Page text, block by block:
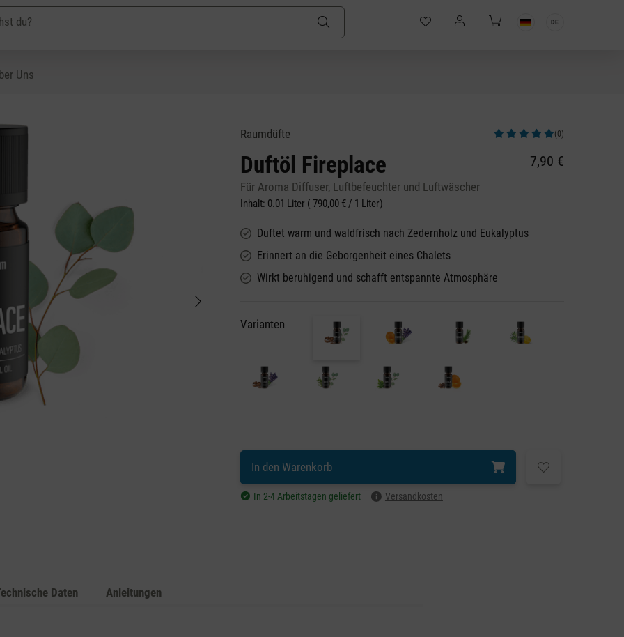
DE
Uns
Raumdüfte (0)
Duftöl Fireplace
Für Aroma Diffuser, Luftbefeuchter und Luftwäscher
Inhalt: 0.01 Liter ( 790,00 € / 1 Liter)
7,90 €
Duftet warm und waldfrisch nach Zedernholz und Eukalyptus
Erinnert an die Geborgenheit eines Chalets
Wirkt beruhigend und schafft entspannte Atmosphäre
Varianten
In den Warenkorb
In 2-4 Arbeitstagen geliefert Versandkosten
Daten Anleitungen